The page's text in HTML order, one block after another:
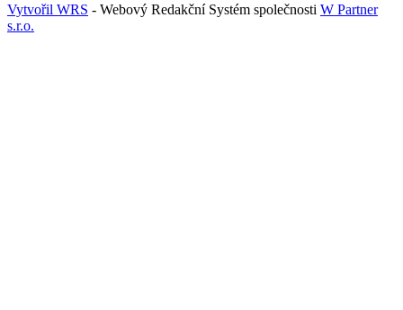
Vytvořil WRS - Webový Redakční Systém společnosti W Partner
s.r.o.